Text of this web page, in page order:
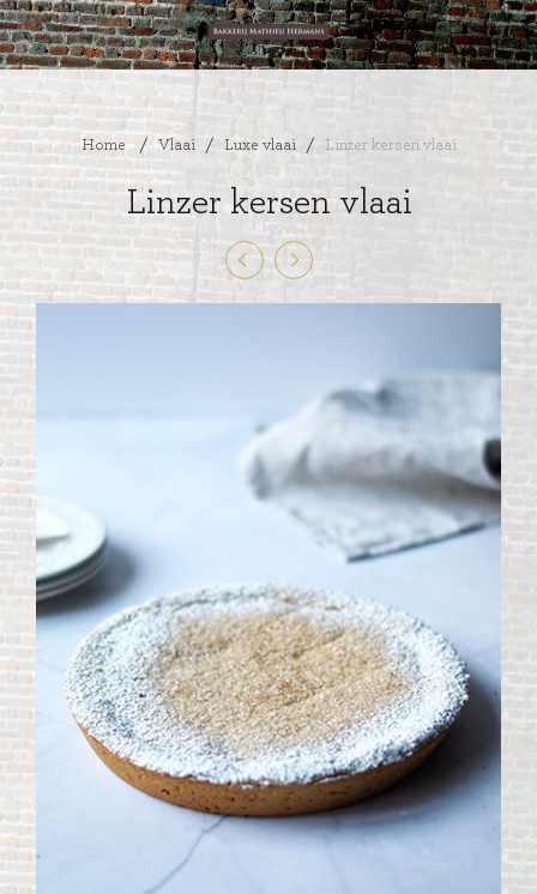
Home / Vlaai / Luxe vlaai / Linzer kersen vlaai
Linzer kersen vlaai